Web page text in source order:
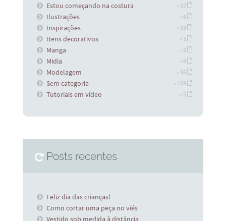
Estou começando na costura » 10
Ilustrações » 4
Inspirações » 38
Itens decorativos » 3
Manga » 2
Midia » 8
Modelagem » 56
Sem categoria » 169
Tutoriais em vídeo » 5
Posts recentes
Feliz dia das crianças!
Como cortar uma peça no viés